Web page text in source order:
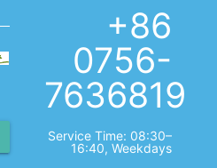
+86
0756-
7636819
Service Time: 08:30–
16:40, Weekdays